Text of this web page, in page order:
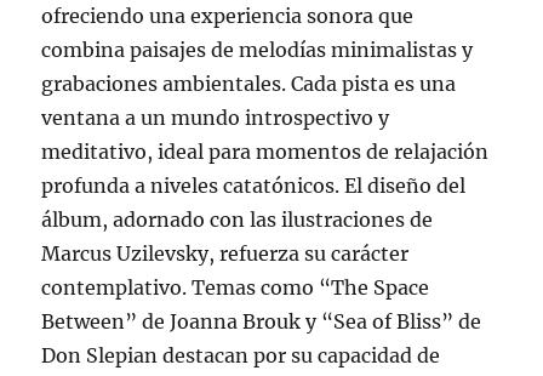
ofreciendo una experiencia sonora que
combina paisajes de melodías minimalistas y
grabaciones ambientales. Cada pista es una
ventana a un mundo introspectivo y
meditativo, ideal para momentos de relajación
profunda a niveles catatónicos. El diseño del
álbum, adornado con las ilustraciones de
Marcus Uzilevsky, refuerza su carácter
contemplativo. Temas como “The Space
Between” de Joanna Brouk y “Sea of Bliss” de
Don Slepian destacan por su capacidad de